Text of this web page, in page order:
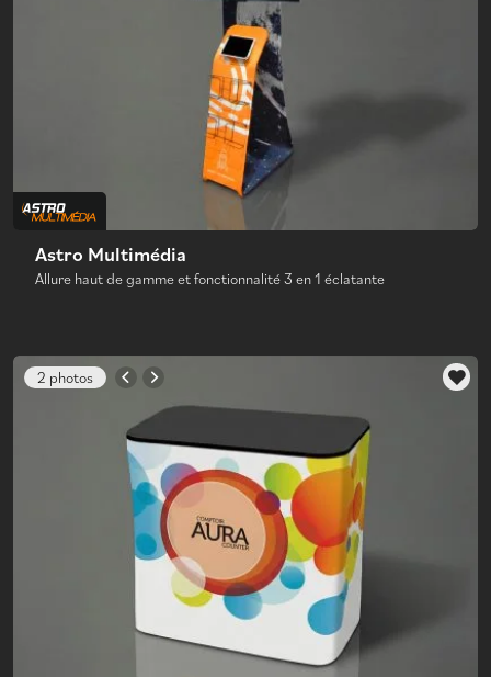
Astro Multimédia
Allure haut de gamme et fonctionnalité 3 en 1 éclatante
2 photos